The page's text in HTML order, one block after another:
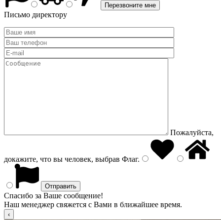
Письмо директору
Пожалуйста,
докажите, что вы человек, выбрав Флаг.
Спасибо за Ваше сообщение!
Наш менеджер свяжется с Вами в ближайшее время.